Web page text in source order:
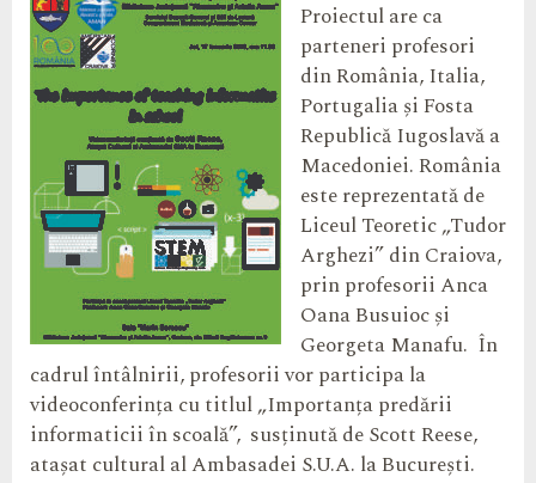
Proiectul are ca
parteneri profesori
din România, Italia,
Portugalia și Fosta
Republică Iugoslavă a
Macedoniei. România
este reprezentată de
Liceul Teoretic „Tudor
Arghezi” din Craiova,
prin profesorii Anca
Oana Busuioc și
Georgeta Manafu. În
cadrul întâlnirii, profesorii vor participa la
videoconferința cu titlul „Importanța predării
informaticii în scoală”, susținută de Scott Reese,
atașat cultural al Ambasadei S.U.A. la București.